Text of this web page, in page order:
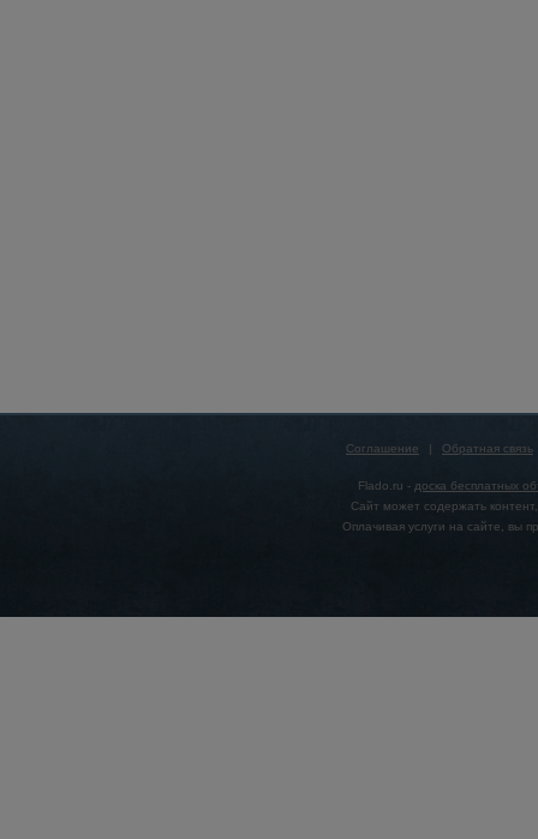
Соглашение | Обратная связь
Flado.ru - доска бесплатных
Сайт может содержать
Оплачивая услуги на сайте, вы